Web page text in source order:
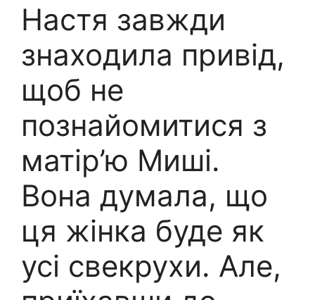
Настя завжди
знаходила привід,
щоб не
познайомитися з
матір’ю Миші.
Вона думала, що
ця жінка буде як
усі свекрухи. Але,